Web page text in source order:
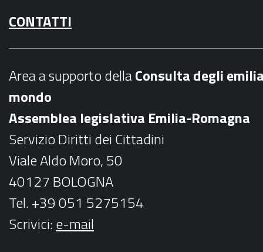
c
e
k
s
t
a
m
CONTATTI
Area a supporto dellaConsulta degli
mondo
Assemblea legislativa Emilia-Romagna
Servizio Diritti dei Cittadini
Viale Aldo Moro, 50
40127 BOLOGNA
Tel. +39 051 5275154
Scrivici:e-mail